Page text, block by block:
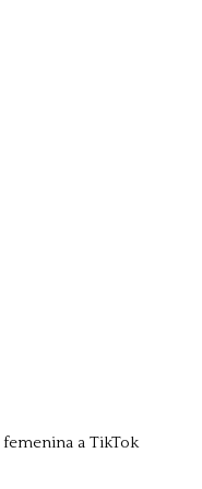
a TikTok